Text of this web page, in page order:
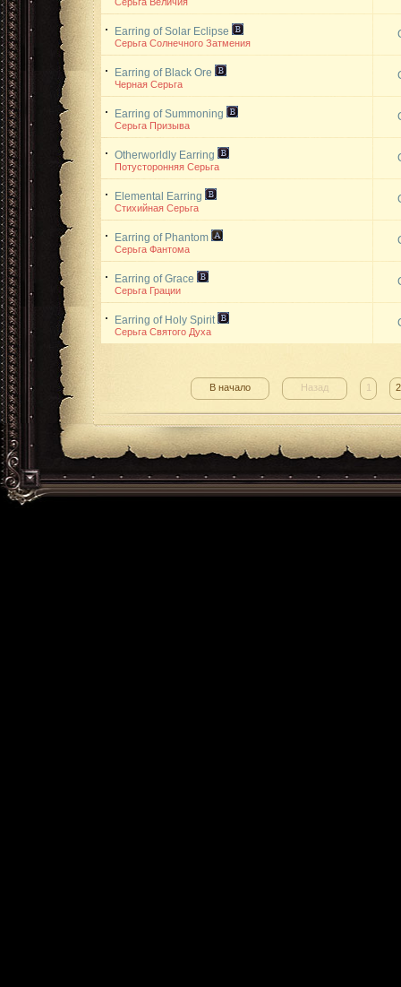
Earring of Solar Eclipse
Серьга Солнечного Затмения
Earring of Black Ore
Черная Серьга
Earring of Summoning
Серьга Призыва
Otherworldly Earring
Потусторонняя Серьга
Elemental Earring
Стихийная Серьга
Earring of Phantom
Серьга Фантома
Earring of Grace
Серьга Грации
Earring of Holy Spirit
Серьга Святого Духа
В начало Назад 1 2